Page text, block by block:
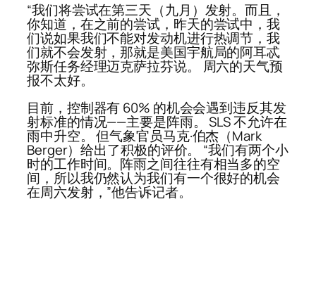
“我们将尝试在第三天（九月）发射。而且，
你知道，在之前的尝试，昨天的尝试中，我
们说如果我们不能对发动机进行热调节，我
们就不会发射，那就是美国宇航局的阿耳忒
弥斯任务经理迈克萨拉芬说。 周六的天气预
报不太好。
目前，控制器有 60% 的机会会遇到违反其发
射标准的情况——主要是阵雨。 SLS 不允许在
雨中升空。 但气象官员马克·伯杰（Mark
Berger）给出了积极的评价。 “我们有两个小
时的工作时间。阵雨之间往往有相当多的空
间，所以我仍然认为我们有一个很好的机会
在周六发射，”他告诉记者。